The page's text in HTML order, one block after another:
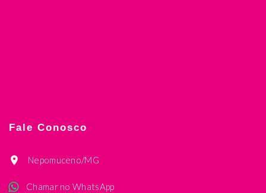
Fale Conosco
Nepomuceno/MG
Chamar no WhatsApp